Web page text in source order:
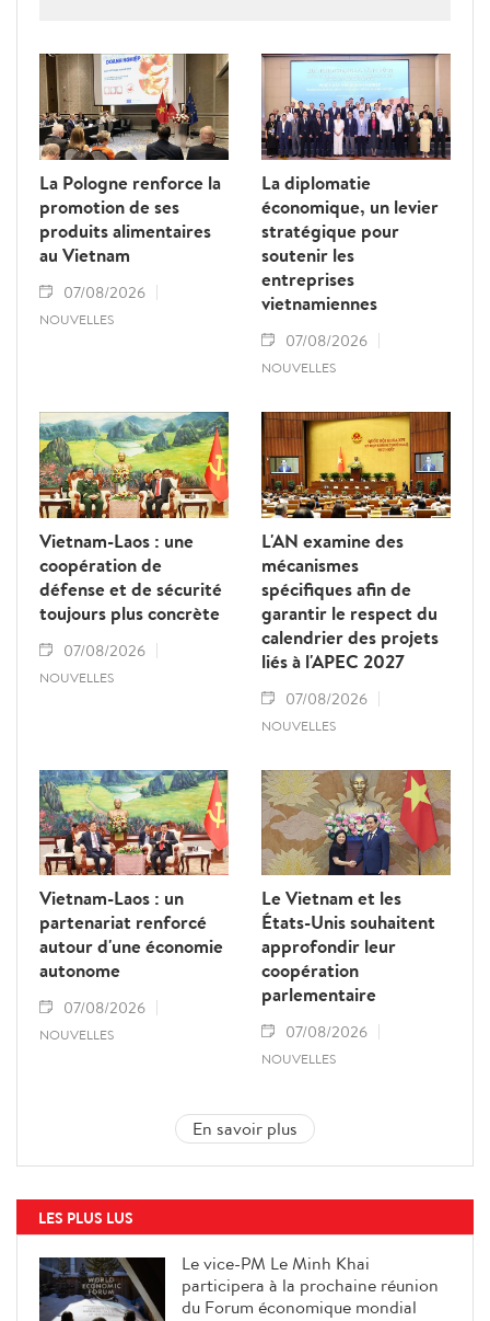
La Pologne renforce la
promotion de ses
produits alimentaires
au Vietnam
07/08/2026
NOUVELLES
La diplomatie
économique, un levier
stratégique pour
soutenir les
entreprises
vietnamiennes
07/08/2026
NOUVELLES
Vietnam-Laos : une
coopération de
défense et de sécurité
toujours plus concrète
07/08/2026
NOUVELLES
L'AN examine des
mécanismes
spécifiques afin de
garantir le respect du
calendrier des projets
liés à l'APEC 2027
07/08/2026
NOUVELLES
Vietnam-Laos : un
partenariat renforcé
autour d'une économie
autonome
07/08/2026
NOUVELLES
Le Vietnam et les
États-Unis souhaitent
approfondir leur
coopération
parlementaire
07/08/2026
NOUVELLES
En savoir plus
LES PLUS LUS
Le vice-PM Le Minh Khai
participera à la prochaine réunion
du Forum économique mondial